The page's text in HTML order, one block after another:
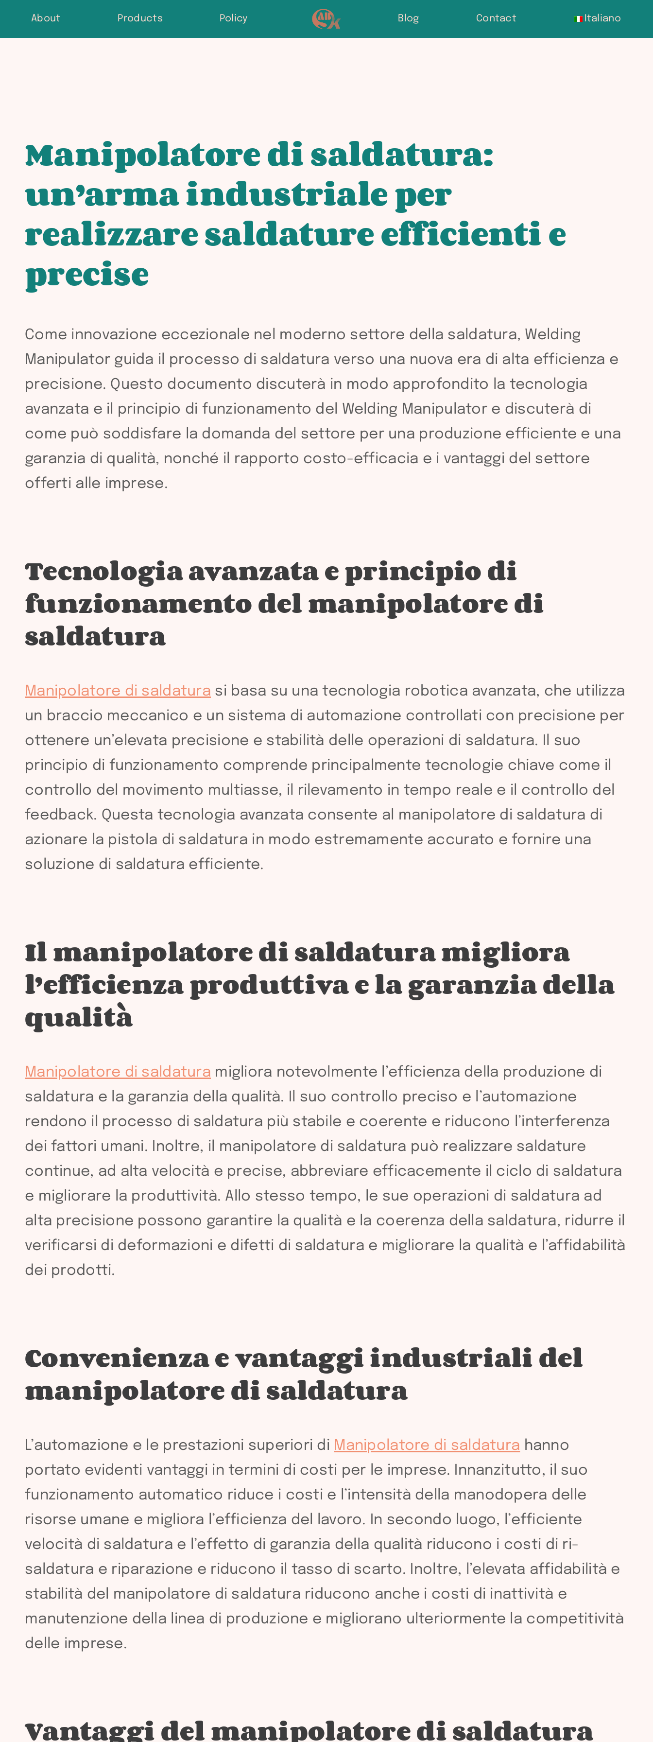
content
About Products Policy Blog Contact Italiano
Manipolatore di saldatura:
un’arma industriale per
realizzare saldature efficienti e
precise
Come innovazione eccezionale nel moderno settore della saldatura, Welding
Manipulator guida il processo di saldatura verso una nuova era di alta efficienza e
precisione. Questo documento discuterà in modo approfondito la tecnologia
avanzata e il principio di funzionamento del Welding Manipulator e discuterà di
come può soddisfare la domanda del settore per una produzione efficiente e una
garanzia di qualità, nonché il rapporto costo-efficacia e i vantaggi del settore
offerti alle imprese.
Tecnologia avanzata e principio di
funzionamento del manipolatore di
saldatura
Manipolatore di saldatura si basa su una tecnologia robotica avanzata, che utilizza
un braccio meccanico e un sistema di automazione controllati con precisione per
ottenere un’elevata precisione e stabilità delle operazioni di saldatura. Il suo
principio di funzionamento comprende principalmente tecnologie chiave come il
controllo del movimento multiasse, il rilevamento in tempo reale e il controllo del
feedback. Questa tecnologia avanzata consente al manipolatore di saldatura di
azionare la pistola di saldatura in modo estremamente accurato e fornire una
soluzione di saldatura efficiente.
Il manipolatore di saldatura migliora
l’efficienza produttiva e la garanzia della
qualità
Manipolatore di saldatura migliora notevolmente l’efficienza della produzione di
saldatura e la garanzia della qualità. Il suo controllo preciso e l’automazione
rendono il processo di saldatura più stabile e coerente e riducono l’interferenza
dei fattori umani. Inoltre, il manipolatore di saldatura può realizzare saldature
continue, ad alta velocità e precise, abbreviare efficacemente il ciclo di saldatura
e migliorare la produttività. Allo stesso tempo, le sue operazioni di saldatura ad
alta precisione possono garantire la qualità e la coerenza della saldatura, ridurre il
verificarsi di deformazioni e difetti di saldatura e migliorare la qualità e l’affidabilità
dei prodotti.
Convenienza e vantaggi industriali del
manipolatore di saldatura
L’automazione e le prestazioni superiori di Manipolatore di saldatura hanno
portato evidenti vantaggi in termini di costi per le imprese. Innanzitutto, il suo
funzionamento automatico riduce i costi e l’intensità della manodopera delle
risorse umane e migliora l’efficienza del lavoro. In secondo luogo, l’efficiente
velocità di saldatura e l’effetto di garanzia della qualità riducono i costi di ri-
saldatura e riparazione e riducono il tasso di scarto. Inoltre, l’elevata affidabilità e
stabilità del manipolatore di saldatura riducono anche i costi di inattività e
manutenzione della linea di produzione e migliorano ulteriormente la competitività
delle imprese.
Vantaggi del manipolatore di saldatura